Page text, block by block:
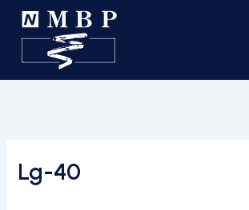
Lg-40